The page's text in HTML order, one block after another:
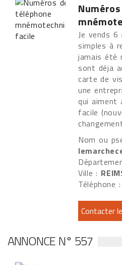
Je vends 6
simples à
jamais été
sont déja
carte de
une
qui aiment
facile
Nom ou
Ville :
Téléphone :
ANNONCE N° 557